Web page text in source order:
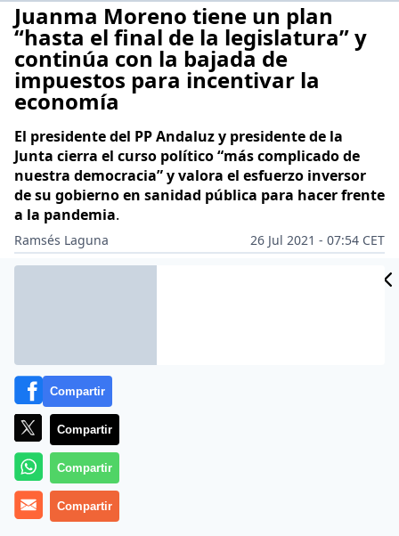
Juanma Moreno tiene un plan
“hasta el final de la legislatura” y
continúa con la bajada de
impuestos para incentivar la
economía
El presidente del PP Andaluz y presidente de la
Junta cierra el curso político “más complicado de
nuestra democracia” y valora el esfuerzo inversor
de su gobierno en sanidad pública para hacer frente
a la pandemia.
Ramsés Laguna
26 Jul 2021 - 07:54 CET
Archivado en:
Compartir
Compartir
Compartir
Compartir